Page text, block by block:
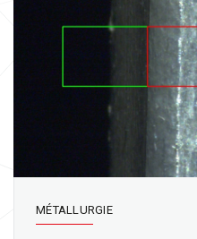
MÉTALLURGIE